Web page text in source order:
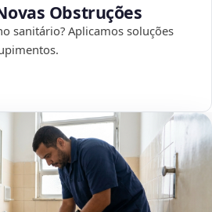
Obstruções
sanitário? Aplicamos soluções